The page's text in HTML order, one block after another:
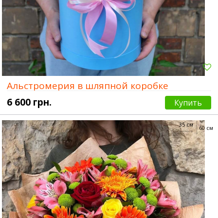
Альстромерия в шляпной коробке
6 600 грн.
Купить
60 см
35 см